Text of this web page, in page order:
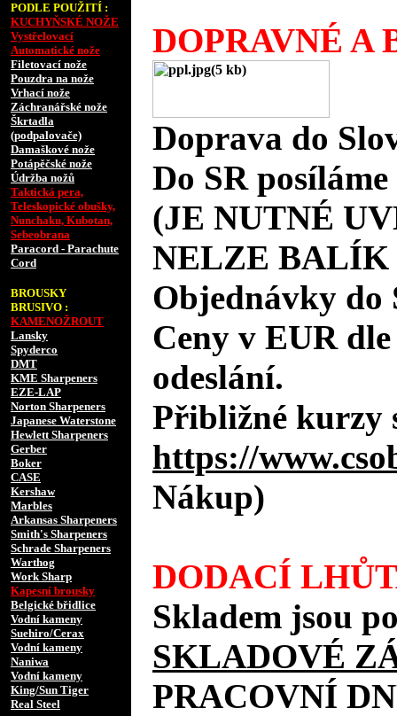
PODLE POUŽITÍ :
KUCHYŇSKÉ NOŽE
Vystřelovací
Automatické nože
Filetovací nože
Pouzdra na nože
Vrhací nože
Záchranářské nože
Škrtadla
(podpalovače)
Damaškové nože
Potápěčské nože
Údržba nožů
Taktická pera,
Teleskopické obušky,
Nunchaku, Kubotan,
Sebeobrana
Paracord - Parachute
Cord
BROUSKY
BRUSIVO :
KAMENOŽROUT
Lansky
Spyderco
DMT
KME Sharpeners
EZE-LAP
Norton Sharpeners
Japanese Waterstone
Hewlett Sharpeners
Gerber
Boker
CASE
Kershaw
Marbles
Arkansas Sharpeners
Smith's Sharpeners
Schrade Sharpeners
Warthog
Work Sharp
Kapesní brousky
Belgické břidlice
Vodní kameny
Suehiro/Cerax
Vodní kameny
Naniwa
Vodní kameny
King/Sun Tiger
Real Steel
DOPRAVNÉ A
Doprava do
Do SR
(JE NUTNÉ
NELZE BALÍK
Objednávky do
Ceny v EUR
odeslání.
Přibližné kurzy
https://
Nákup)
DODACÍ
Skladem jsou
SKLADOVÉ
PRACOVNÍ